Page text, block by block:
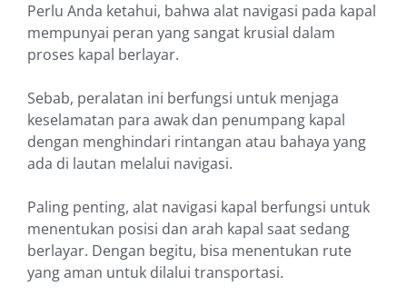
Perlu Anda ketahui, bahwa alat navigasi pada kapal
mempunyai peran yang sangat krusial dalam
proses kapal berlayar.
Sebab, peralatan ini berfungsi untuk menjaga
keselamatan para awak dan penumpang kapal
dengan menghindari rintangan atau bahaya yang
ada di lautan melalui navigasi.
Paling penting, alat navigasi kapal berfungsi untuk
menentukan posisi dan arah kapal saat sedang
berlayar. Dengan begitu, bisa menentukan rute
yang aman untuk dilalui transportasi.